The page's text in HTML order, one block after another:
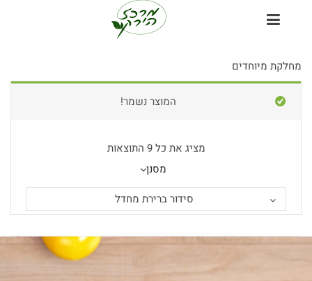
מחלקת מיוחדים
המוצר נשמר!
מציג את כל 9 התוצאות
מסנן
סידור ברירת מחדל